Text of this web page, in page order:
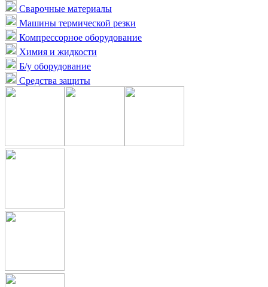
Сварочные материалы
Машины термической резки
Компрессорное оборудование
Химия и жидкости
Б/у оборудование
Средства защиты